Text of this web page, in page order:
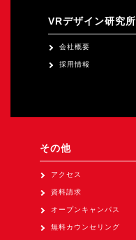
VRデザイン研究所
会社概要
採用情報
その他
アクセス
資料請求
オープンキャンパス
無料カウンセリング